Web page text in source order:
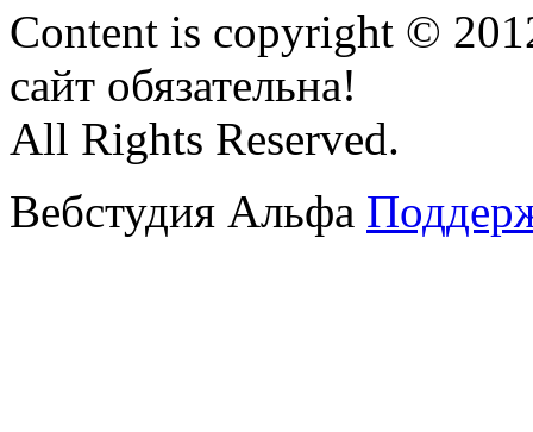
Content is copyright ©
сайт обязательна!
All Rights Reserved.
Вебстудия Альфа